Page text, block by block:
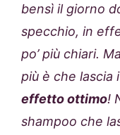
bensì il giorno
specchio, in
po’ più chiari.
più è che lascia
effetto ottimo!
shampoo che